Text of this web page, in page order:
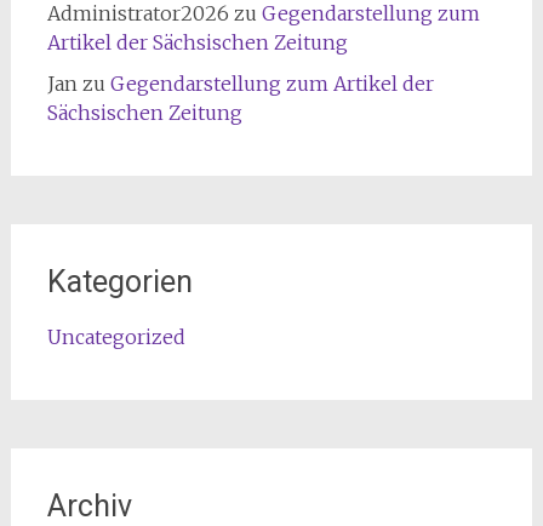
Administrator2026 zu Gegendarstellung zum
Artikel der Sächsischen Zeitung
Janzu Gegendarstellung zum Artikel der
Sächsischen Zeitung
Kategorien
Uncategorized
Archiv